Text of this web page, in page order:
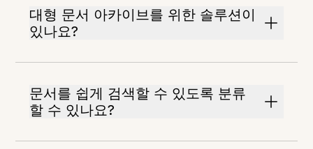
대형 문서 아카이브를 위한 솔루션이
있나요?
문서를 쉽게 검색할 수 있도록 분류
할 수 있나요?